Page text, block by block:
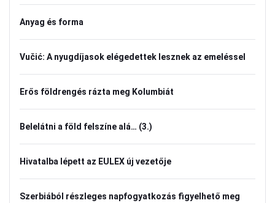
Anyag és forma
Vučić: A nyugdíjasok elégedettek lesznek az emeléssel
Erős földrengés rázta meg Kolumbiát
Belelátni a föld felszíne alá… (3.)
Hivatalba lépett az EULEX új vezetője
Szerbiából részleges napfogyatkozás figyelhető meg